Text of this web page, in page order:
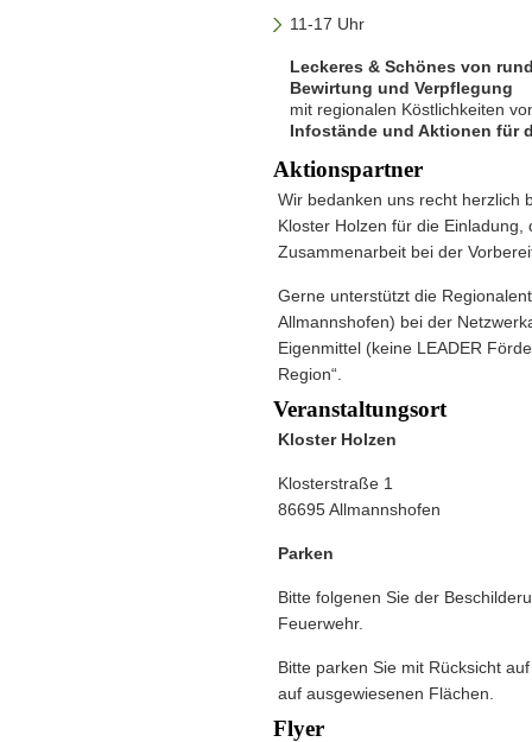
11-17 Uhr
Leckeres & Schönes von
Bewirtung und Verpflegung
mit regionalen Köstlichkeiten
Infostände und Aktionen für
Aktionspartner
Wir bedanken uns recht herzlich
Kloster Holzen für die
Zusammenarbeit bei der
Gerne unterstützt die
Allmannshofen) bei der
Eigenmittel (keine LEADER
Region“.
Veranstaltungsort
Kloster Holzen
Klosterstraße 1
86695 Allmannshofen
Parken
Bitte folgenen Sie der
Feuerwehr.
Bitte parken Sie mit Rücksicht
auf ausgewiesenen Flächen.
Flyer